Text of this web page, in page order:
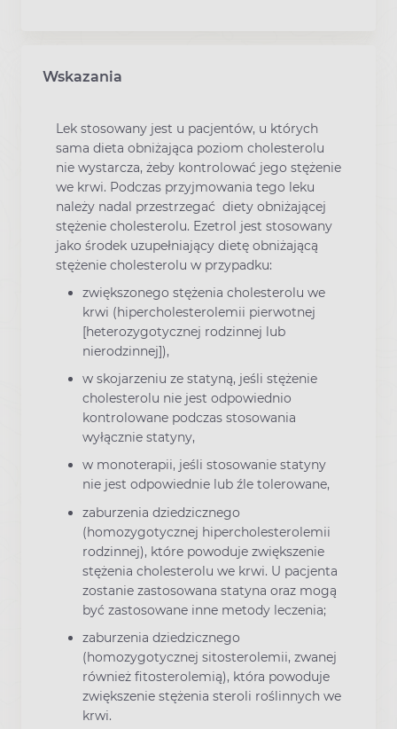
Wskazania
Lek stosowany jest u pacjentów, u których
sama dieta obniżająca poziom cholesterolu
nie wystarcza, żeby kontrolować jego stężenie
we krwi. Podczas przyjmowania tego leku
należy nadal przestrzegać diety obniżającej
stężenie cholesterolu. Ezetrol jest stosowany
jako środek uzupełniający dietę obniżającą
stężenie cholesterolu w przypadku:
zwiększonego stężenia cholesterolu we
krwi (hipercholesterolemii pierwotnej
[heterozygotycznej rodzinnej lub
nierodzinnej]),
w skojarzeniu ze statyną, jeśli stężenie
cholesterolu nie jest odpowiednio
kontrolowane podczas stosowania
wyłącznie statyny,
w monoterapii, jeśli stosowanie statyny
nie jest odpowiednie lub źle tolerowane,
zaburzenia dziedzicznego
(homozygotycznej hipercholesterolemii
rodzinnej), które powoduje zwiększenie
stężenia cholesterolu we krwi. U pacjenta
zostanie zastosowana statyna oraz mogą
być zastosowane inne metody leczenia;
zaburzenia dziedzicznego
(homozygotycznej sitosterolemii, zwanej
również fitosterolemią), która powoduje
zwiększenie stężenia steroli roślinnych we
krwi.